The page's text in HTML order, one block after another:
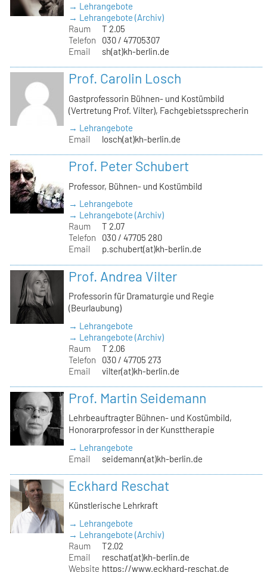
→ Lehrangebote
→ Lehrangebote (Archiv)
Raum
T 2.05
Telefon
030 / 47705307
Email
sh(at)kh-berlin.de
Prof. Carolin Losch
Gastprofessorin Bühnen- und Kostümbild
(Vertretung Prof. Vilter), Fachgebietssprecherin
→ Lehrangebote
Email
losch(at)kh-berlin.de
Prof. Peter Schubert
Professor, Bühnen- und Kostümbild
→ Lehrangebote
→ Lehrangebote (Archiv)
Raum
T 2.07
Telefon
030 / 47705 280
Email
p.schubert(at)kh-berlin.de
Prof. Andrea Vilter
Professorin für Dramaturgie und Regie
(Beurlaubung)
→ Lehrangebote
→ Lehrangebote (Archiv)
Raum
T 2.06
Telefon
030 / 47705 273
Email
vilter(at)kh-berlin.de
Prof. Martin Seidemann
Lehrbeauftragter Bühnen- und Kostümbild,
Honorarprofessor in der Kunsttherapie
→ Lehrangebote
Email
seidemann(at)kh-berlin.de
Eckhard Reschat
Künstlerische Lehrkraft
→ Lehrangebote
→ Lehrangebote (Archiv)
Raum
T2.02
Email
reschat(at)kh-berlin.de
Website https://www.eckhard-reschat.de